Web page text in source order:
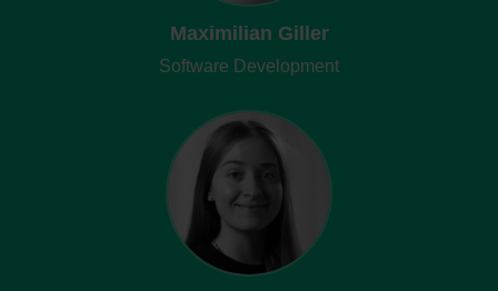
Maximilian Giller
Software Development